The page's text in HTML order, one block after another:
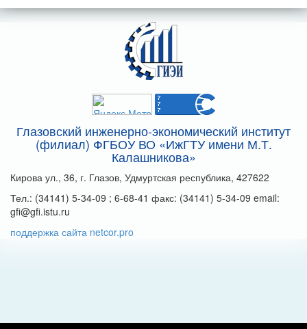
Глазовский инженерно-экономический институт
(филиал) ФГБОУ ВО «ИжГТУ имени М.Т.
Калашникова»
Кирова ул., 36, г. Глазов, Удмуртская республика, 427622
Тел.: (34141) 5-34-09 ; 6-68-41 факс: (34141) 5-34-09 email:
gfi@gfi.istu.ru
поддержка сайта netcor.pro